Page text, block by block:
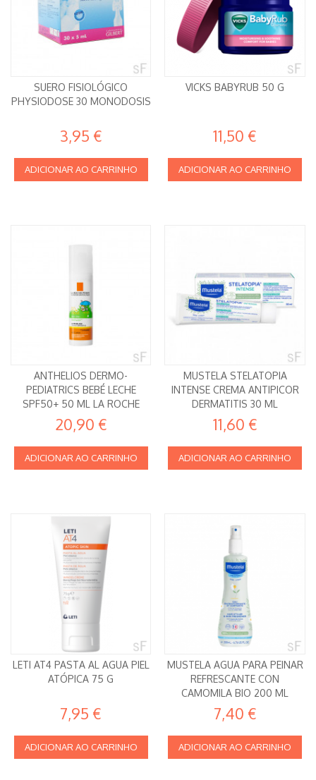
SUERO FISIOLÓGICO
PHYSIODOSE 30 MONODOSIS
3,95 €
ADICIONAR AO CARRINHO
VICKS BABYRUB 50 G
11,50 €
ADICIONAR AO CARRINHO
ANTHELIOS DERMO-
PEDIATRICS BEBÉ LECHE
SPF50+ 50 ML LA ROCHE
POSAY
20,90 €
ADICIONAR AO CARRINHO
MUSTELA STELATOPIA
INTENSE CREMA ANTIPICOR
DERMATITIS 30 ML
11,60 €
ADICIONAR AO CARRINHO
LETI AT4 PASTA AL AGUA PIEL
ATÓPICA 75 G
7,95 €
ADICIONAR AO CARRINHO
MUSTELA AGUA PARA PEINAR
REFRESCANTE CON
CAMOMILA BIO 200 ML
7,40 €
ADICIONAR AO CARRINHO